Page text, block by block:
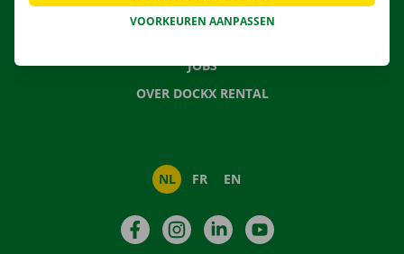
NIEUWS
JOBS
OVER DOCKX RENTAL
NL FR EN
FacebookInstagramLinkedIn
VOORKEUREN AANPASSEN